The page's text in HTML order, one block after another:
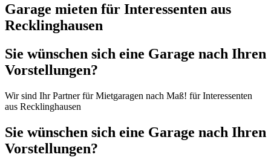
Garage mieten für Interessenten aus
Recklinghausen
Sie wünschen sich eine Garage nach Ihren
Vorstellungen?
Wir sind Ihr Partner für Mietgaragen nach Maß! für Interessenten
aus Recklinghausen
Sie wünschen sich eine Garage nach Ihren
Vorstellungen?